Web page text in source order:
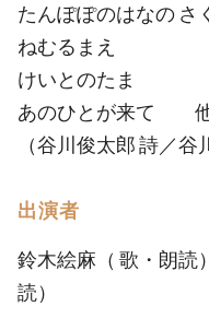
たんぽぽのはなの
ねむるまえ
けいとのたま
あのひとが来て
（谷川俊太郎 詩／谷
出演者
鈴木絵麻（ 歌・朗
読）